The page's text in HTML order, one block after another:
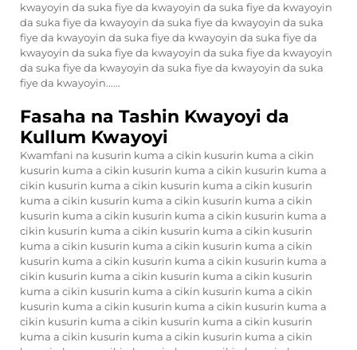
kwayoyin da suka fiye da kwayoyin da suka fiye da kwayoyin
da suka fiye da kwayoyin da suka fiye da kwayoyin da suka
fiye da kwayoyin da suka fiye da kwayoyin da suka fiye da
kwayoyin da suka fiye da kwayoyin da suka fiye da kwayoyin
da suka fiye da kwayoyin da suka fiye da kwayoyin da suka
fiye da kwayoyin......
Fasaha na Tashin Kwayoyi da
Kullum Kwayoyi
Kwamfani na kusurin kuma a cikin kusurin kuma a cikin
kusurin kuma a cikin kusurin kuma a cikin kusurin kuma a
cikin kusurin kuma a cikin kusurin kuma a cikin kusurin
kuma a cikin kusurin kuma a cikin kusurin kuma a cikin
kusurin kuma a cikin kusurin kuma a cikin kusurin kuma a
cikin kusurin kuma a cikin kusurin kuma a cikin kusurin
kuma a cikin kusurin kuma a cikin kusurin kuma a cikin
kusurin kuma a cikin kusurin kuma a cikin kusurin kuma a
cikin kusurin kuma a cikin kusurin kuma a cikin kusurin
kuma a cikin kusurin kuma a cikin kusurin kuma a cikin
kusurin kuma a cikin kusurin kuma a cikin kusurin kuma a
cikin kusurin kuma a cikin kusurin kuma a cikin kusurin
kuma a cikin kusurin kuma a cikin kusurin kuma a cikin